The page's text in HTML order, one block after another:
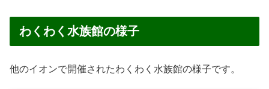
わくわく水族館の様子
他のイオンで開催されたわくわく水族館の様子です。